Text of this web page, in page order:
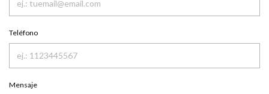
Teléfono
Mensaje